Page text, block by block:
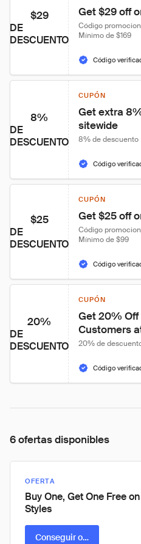
$29
DE
DESCUENTO
Get $29 off
Código
Mínimo de $169
Código
8%
DE
DESCUENTO
CUPÓN
Get extra
sitewide
8% de descuento
Código
$25
DE
DESCUENTO
CUPÓN
Get $25 off
Código
Mínimo de $99
Código
20%
DE
DESCUENTO
CUPÓN
Get 20%
Customers
20% de
Código
6 ofertas disponibles
OFERTA
Buy One, Get One Free
Styles
Conseguir oferta